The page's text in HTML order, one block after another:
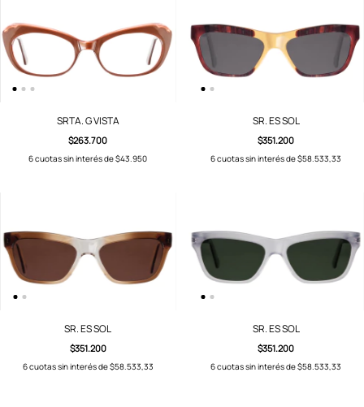
SRTA. G VISTA
$263.700
6cuotas sin interés de$43.950
SR. ES SOL
$351.200
6cuotas sin interés de$58.533,33
SR. ES SOL
$351.200
6cuotas sin interés de$58.533,33
SR. ES SOL
$351.200
6cuotas sin interés de$58.533,33